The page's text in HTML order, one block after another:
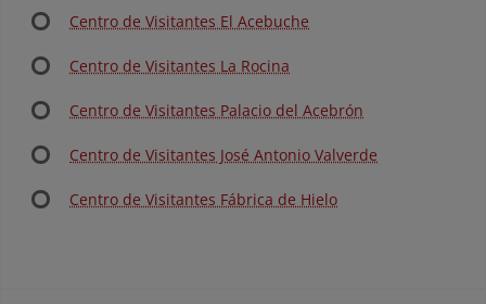
Centro de Visitantes El Acebuche
Centro de Visitantes La Rocina
Centro de Visitantes Palacio del Acebrón
Centro de Visitantes José Antonio Valverde
Centro de Visitantes Fábrica de Hielo